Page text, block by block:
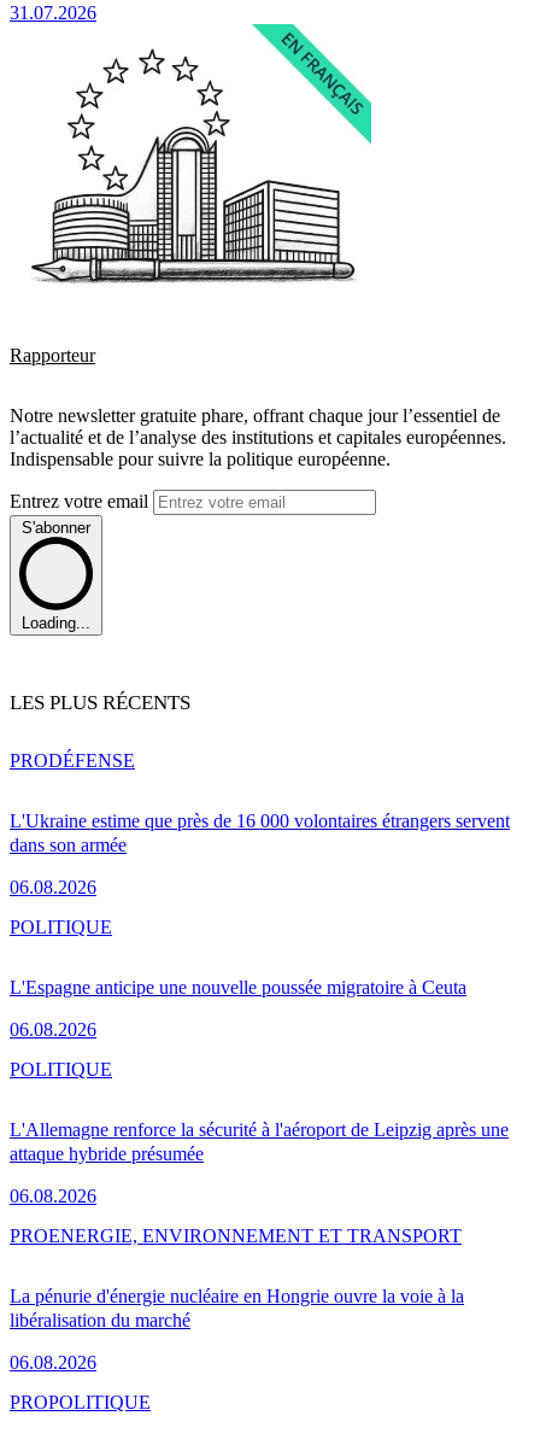
31.07.2026
Rapporteur
Notre newsletter gratuite phare, offrant chaque jour l’essentiel de
l’actualité et de l’analyse des institutions et capitales européennes.
Indispensable pour suivre la politique européenne.
Entrez votre email
S'abonner
Loading...
LES PLUS RÉCENTS
L'Ukraine estime que près de 16 000 volontaires étrangers servent
dans son armée
06.08.2026
PRODÉFENSE
L'Espagne anticipe une nouvelle poussée migratoire à Ceuta
06.08.2026
POLITIQUE
L'Allemagne renforce la sécurité à l'aéroport de Leipzig après une
attaque hybride présumée
06.08.2026
POLITIQUE
La pénurie d'énergie nucléaire en Hongrie ouvre la voie à la
libéralisation du marché
06.08.2026
PROENERGIE, ENVIRONNEMENT ET TRANSPORT
PROPOLITIQUE